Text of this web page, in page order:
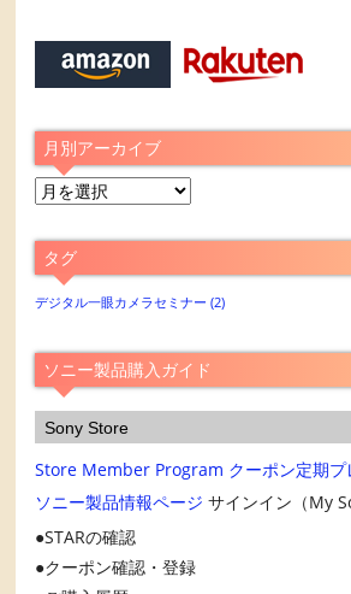
月別アーカイブ
月
ア
ー
カ
ブ
タグ
デジタル一眼カメラセミナー (2)
ソニー製品購入ガイド
Sony Store
Store Member Program クーポン定期プ
ソニー製品情報ページ サインイン（My
STARの確認
クーポン確認・登録